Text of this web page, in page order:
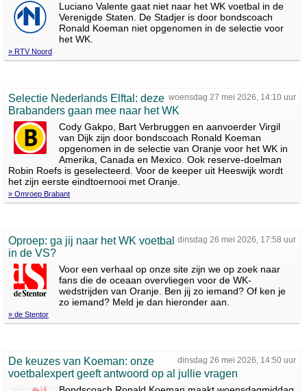
Luciano Valente gaat niet naar het WK voetbal in de
Verenigde Staten. De Stadjer is door bondscoach
Ronald Koeman niet opgenomen in de selectie voor
het WK.
» RTV Noord
woensdag 27 mei 2026, 14:10 uur
Selectie Nederlands Elftal: deze
Brabanders gaan mee naar het WK
Cody Gakpo, Bart Verbruggen en aanvoerder Virgil
van Dijk zijn door bondscoach Ronald Koeman
opgenomen in de selectie van Oranje voor het WK in
Amerika, Canada en Mexico. Ook reserve-doelman
Robin Roefs is geselecteerd. Voor de keeper uit Heeswijk wordt
het zijn eerste eindtoernooi met Oranje.
» Omroep Brabant
dinsdag 26 mei 2026, 17:58 uur
Oproep: ga jij naar het WK voetbal
in de VS?
Voor een verhaal op onze site zijn we op zoek naar
fans die de oceaan overvliegen voor de WK-
wedstrijden van Oranje. Ben jij zo iemand? Of ken je
zo iemand? Meld je dan hieronder aan.
» de Stentor
dinsdag 26 mei 2026, 14:50 uur
De keuzes van Koeman: onze
voetbalexpert geeft antwoord op al jullie vragen